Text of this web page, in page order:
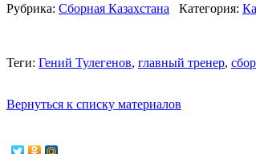
Рубрика: Сборная Казахстана Категория:
Теги: Гений Тулегенов, главный тренер,
Вернуться к списку материалов